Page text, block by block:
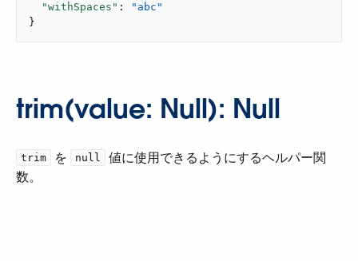
"withSpaces" :
"abc"
}
trim(value: Null): Null
trim ​ を ​ null
​ 値に使用できるようにするヘルパー関
数。